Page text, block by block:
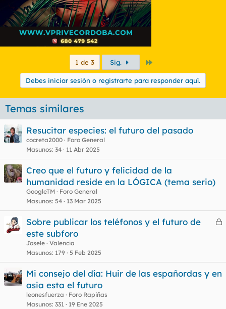
1 de 3 Sig.
Debes iniciar sesión o registrarte para responder aquí.
Temas similares
Resucitar especies: el futuro del pasado
cocreta2000
Foro General
Masunos 34 11 Abr 2025
Creo que el futuro y felicidad de la
humanidad reside en la LÓGICA (tema serio)
GoogleTM
Foro General
Masunos 54 13 Mar 2025
C
a
Sobre publicar los teléfonos y el futuro de
este subforo
Josele Valencia
Masunos 179 5 Feb 2025
Mi consejo del día: Huir de las españordas y en
asia esta el futuro
leonesfuerza
Foro Rapiñas
Masunos 331 19 Ene 2025